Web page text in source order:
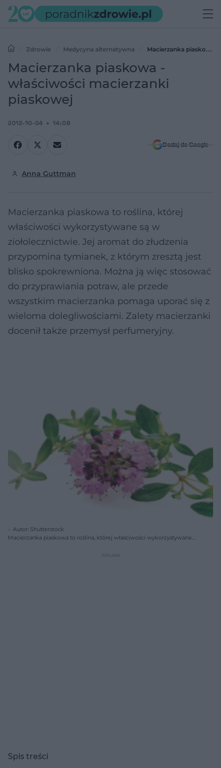
Zdrowie Medycyna alternatywna
Macierzanka piaskowa -
właściwości macierzanki piaskowej
Macierzanka piaskowa -
właściwości macierzanki
piaskowej
2012-10-04 14:08
Dodaj do Google
Anna Guttman
Macierzanka piaskowa to roślina, której
właściwości wykorzystywane są w
ziołolecznictwie. Jej aromat do złudzenia
przypomina tymianek, z którym zresztą jest
blisko spokrewniona. Można ją więc stosować
do przyprawiania potraw, ale przede
wszystkim macierzanka pomaga uporać się z
wieloma dolegliwościami. Zalety macierzanki
docenił także przemysł perfumeryjny.
Autor: Shutterstock
Macierzanka piaskowa to roślina, której właściwości wykorzystywane
Spis treści